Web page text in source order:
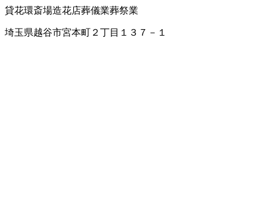
貸花環斎場造花店葬儀業葬祭業
埼玉県越谷市宮本町２丁目１３７－１